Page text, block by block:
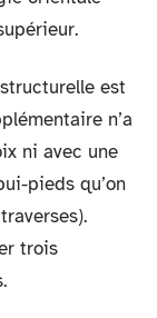
est
n’a
ni avec une
pieds qu’on
trois